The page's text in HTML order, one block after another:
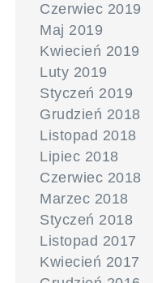
Czerwiec 2019
Maj 2019
Kwiecień 2019
Luty 2019
Styczeń 2019
Grudzień 2018
Listopad 2018
Lipiec 2018
Czerwiec 2018
Marzec 2018
Styczeń 2018
Listopad 2017
Kwiecień 2017